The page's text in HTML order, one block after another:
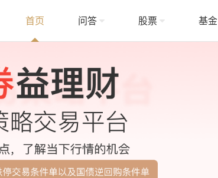
首页 问答 股票 基金